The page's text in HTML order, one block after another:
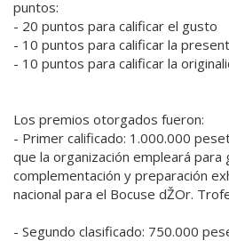
puntos:
- 20 puntos para calificar el gusto
- 10 puntos para calificar la
- 10 puntos para calificar la
Los premios otorgados fueron:
- Primer calificado: 1.000.000
que la organización empleará
complementación y preparación
nacional para el Bocuse dŽOr.
- Segundo clasificado: 750.000